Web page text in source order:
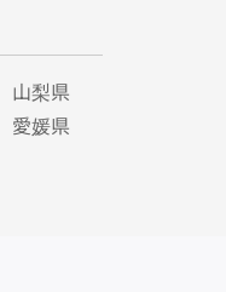
山梨県
愛媛県